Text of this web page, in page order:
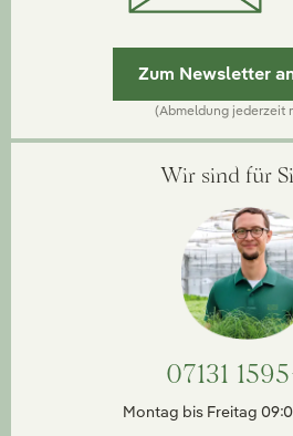
Zum Newsletter
(Abmeldung jederzeit
Wir sind für
07131
Montag bis Freitag